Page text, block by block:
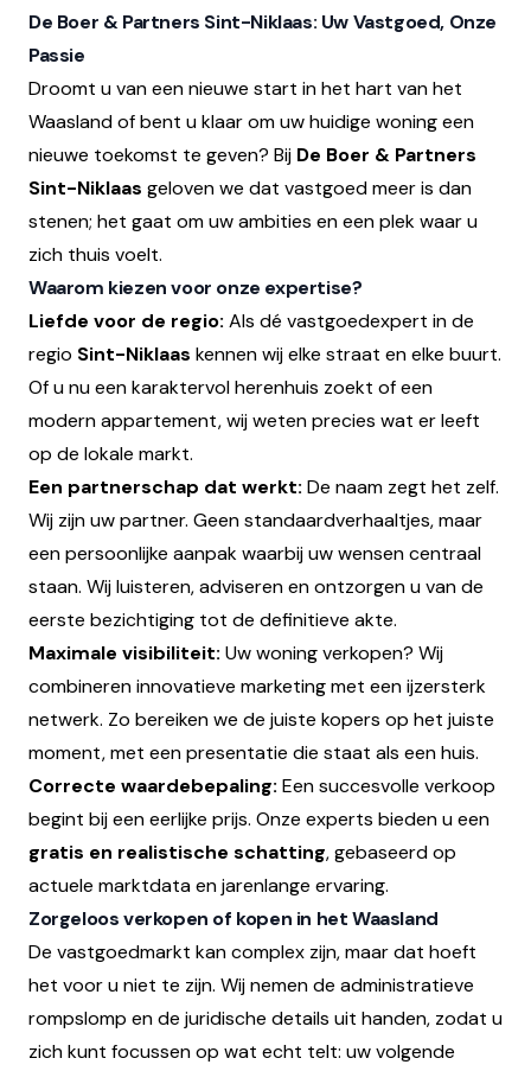
De Boer & Partners Sint-Niklaas: Uw Vastgoed, Onze
Passie
Droomt u van een nieuwe start in het hart van het
Waasland of bent u klaar om uw huidige woning een
nieuwe toekomst te geven? Bij De Boer & Partners
Sint-Niklaas geloven we dat vastgoed meer is dan
stenen; het gaat om uw ambities en een plek waar u
zich thuis voelt.
Waarom kiezen voor onze expertise?
Liefde voor de regio: Als dé vastgoedexpert in de
regio Sint-Niklaas kennen wij elke straat en elke buurt.
Of u nu een karaktervol herenhuis zoekt of een
modern appartement, wij weten precies wat er leeft
op de lokale markt.
Een partnerschap dat werkt: De naam zegt het zelf.
Wij zijn uw partner. Geen standaardverhaaltjes, maar
een persoonlijke aanpak waarbij uw wensen centraal
staan. Wij luisteren, adviseren en ontzorgen u van de
eerste bezichtiging tot de definitieve akte.
Maximale visibiliteit: Uw woning verkopen? Wij
combineren innovatieve marketing met een ijzersterk
netwerk. Zo bereiken we de juiste kopers op het juiste
moment, met een presentatie die staat als een huis.
Correcte waardebepaling: Een succesvolle verkoop
begint bij een eerlijke prijs. Onze experts bieden u een
gratis en realistische schatting, gebaseerd op
actuele marktdata en jarenlange ervaring.
Zorgeloos verkopen of kopen in het Waasland
De vastgoedmarkt kan complex zijn, maar dat hoeft
het voor u niet te zijn. Wij nemen de administratieve
rompslomp en de juridische details uit handen, zodat u
zich kunt focussen op wat echt telt: uw volgende